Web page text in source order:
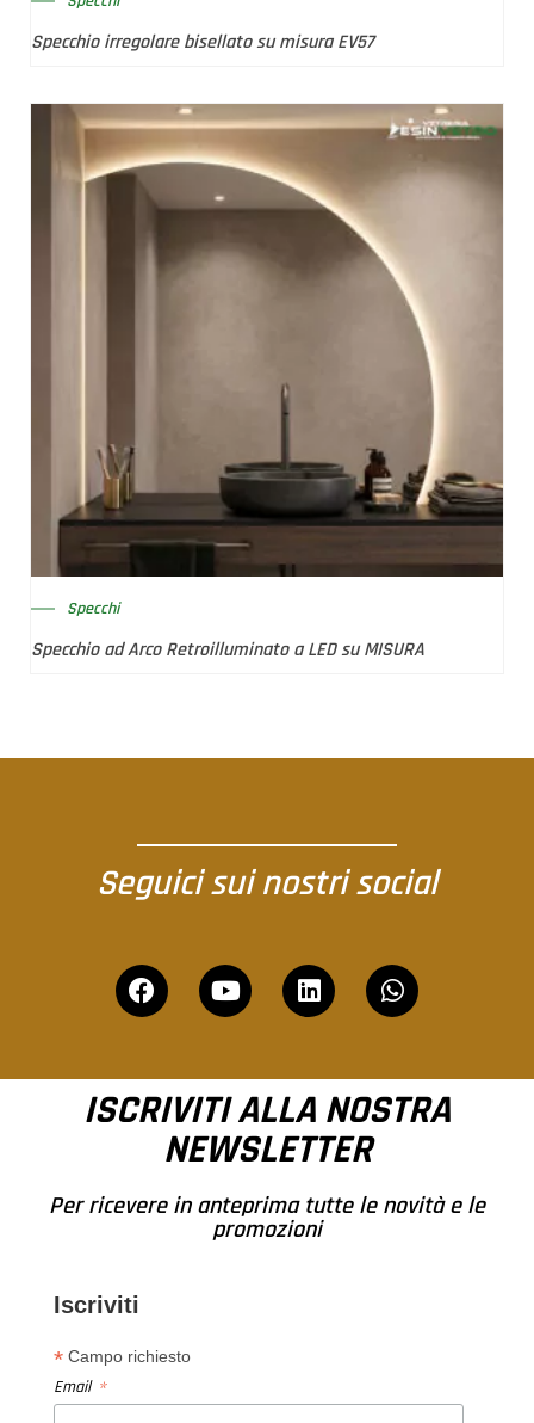
Specchio irregolare bisellato su misura EV57
Specchi
Specchio ad Arco Retroilluminato a LED su MISURA
Seguici sui nostri social
ISCRIVITI ALLA NOSTRA
NEWSLETTER
Per ricevere in anteprima tutte le novità e le
promozioni
Iscriviti
* Campo richiesto
Email *